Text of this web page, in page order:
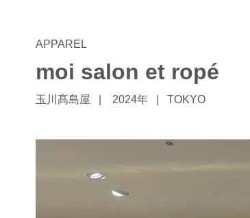
APPAREL
moi salon et ropé
玉川髙島屋 2024年 TOKYO